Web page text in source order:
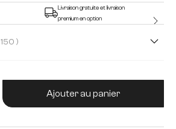
Livraison gratuite et livraison
premium en option
( 150 )
Quantité de produit : Entrez la
Ajouter au panier